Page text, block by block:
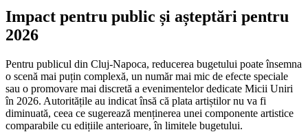
Impact pentru public și așteptări pentru
2026
Pentru publicul din Cluj-Napoca, reducerea bugetului poate însemna
o scenă mai puțin complexă, un număr mai mic de efecte speciale
sau o promovare mai discretă a evenimentelor dedicate Micii Uniri
în 2026. Autoritățile au indicat însă că plata artiștilor nu va fi
diminuată, ceea ce sugerează menținerea unei componente artistice
comparabile cu edițiile anterioare, în limitele bugetului.